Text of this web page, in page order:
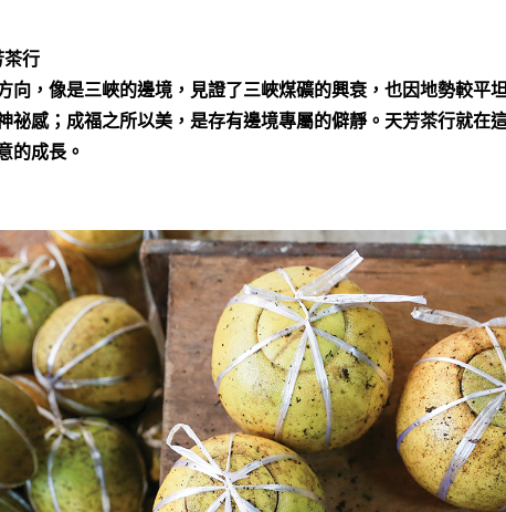
行
向，像是三峽的邊境，見證了三峽煤礦的興衰，也因地勢較平
祕感；成福之所以美，是存有邊境專屬的僻靜。天芳茶行就在
的成長。